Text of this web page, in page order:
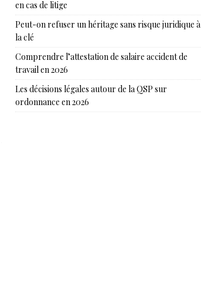
en cas de litige
Peut-on refuser un héritage sans risque juridique à
la clé
Comprendre l’attestation de salaire accident de
travail en 2026
Les décisions légales autour de la QSP sur
ordonnance en 2026